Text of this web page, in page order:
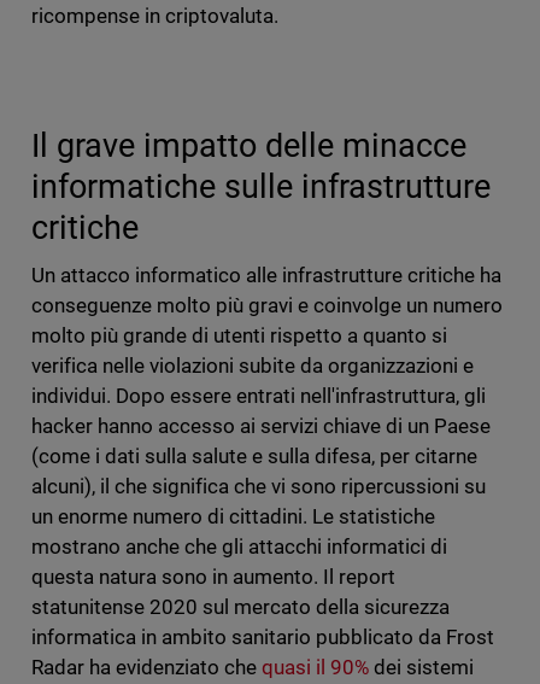
ricompense in criptovaluta.
Il grave impatto delle minacce
informatiche sulle infrastrutture
critiche
Un attacco informatico alle infrastrutture critiche ha
conseguenze molto più gravi e coinvolge un numero
molto più grande di utenti rispetto a quanto si
verifica nelle violazioni subite da organizzazioni e
individui. Dopo essere entrati nell'infrastruttura, gli
hacker hanno accesso ai servizi chiave di un Paese
(come i dati sulla salute e sulla difesa, per citarne
alcuni), il che significa che vi sono ripercussioni su
un enorme numero di cittadini. Le statistiche
mostrano anche che gli attacchi informatici di
questa natura sono in aumento. Il report
statunitense 2020 sul mercato della sicurezza
informatica in ambito sanitario pubblicato da Frost
Radar ha evidenziato che quasi il 90%dei sistemi